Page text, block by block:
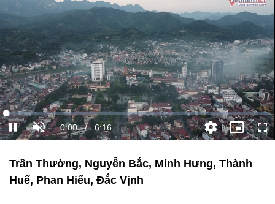
Trần Thường, Nguyễn Bắc, Minh Hưng, Thành
Huế, Phan Hiếu, Đắc Vịnh